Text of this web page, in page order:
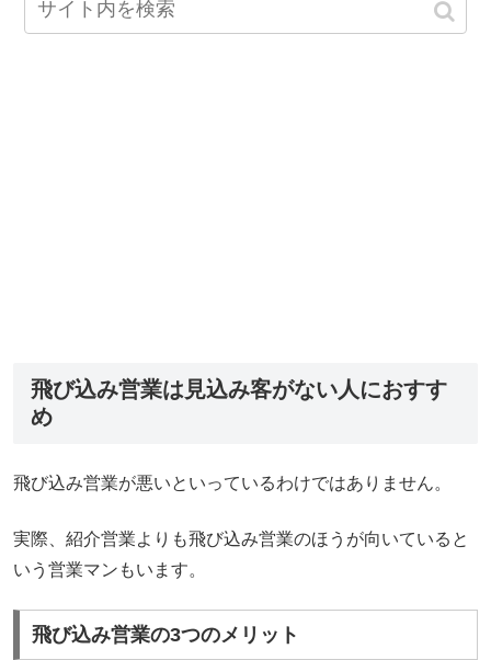
飛び込み営業は見込み客がない人におすす
め
飛び込み営業が悪いといっているわけではありません。
実際、紹介営業よりも飛び込み営業のほうが向いていると
いう営業マンもいます。
飛び込み営業の3つのメリット